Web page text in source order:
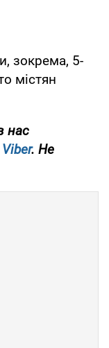
зокрема, 5-
містян
нас
Viber. Не